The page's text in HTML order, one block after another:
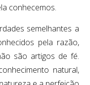
conhecemos.
semelhantes a
pela razão,
são artigos de fé.
natural,